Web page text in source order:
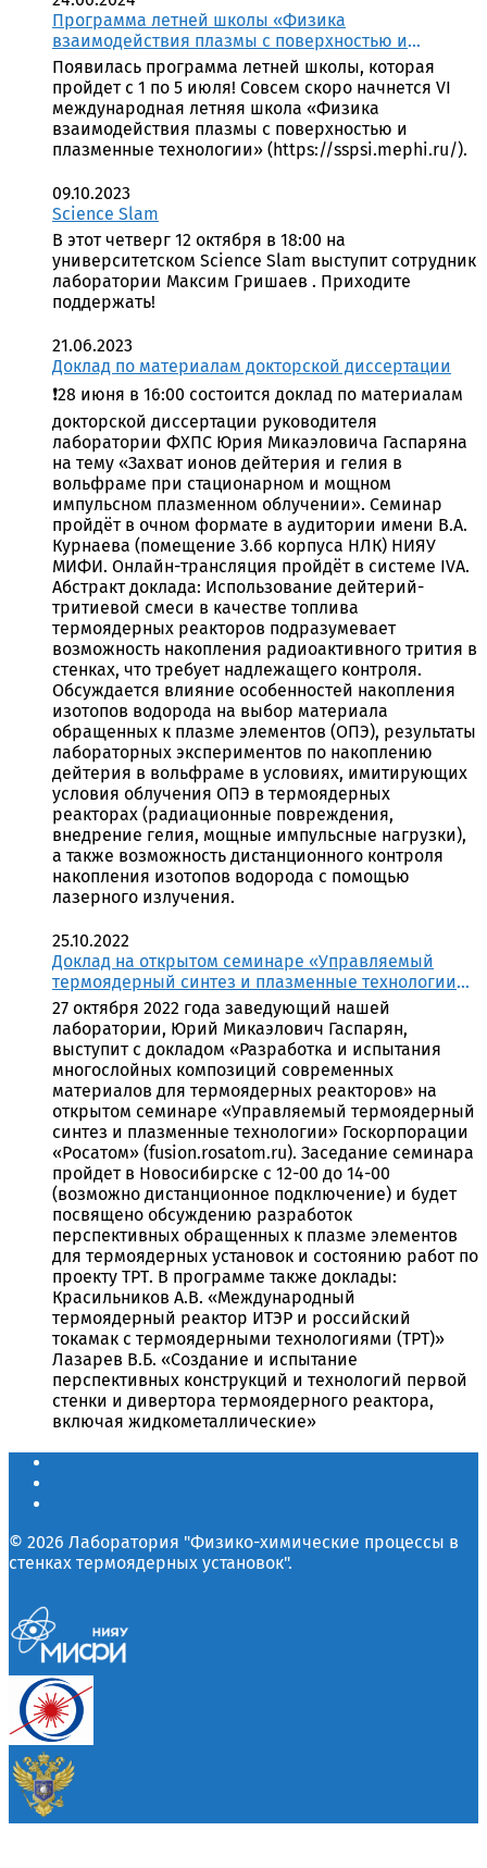
Программа летней школы «Физика
взаимодействия плазмы с поверхностью и
плазменные технологии», которая пройдет с 1 по 5
июля!
Появилась программа летней школы, которая
пройдет с 1 по 5 июля! Совсем скоро начнется VI
международная летняя школа «Физика
взаимодействия плазмы с поверхностью и
плазменные технологии» (https://sspsi.mephi.ru/).
09.10.2023
Science Slam
В этот четверг 12 октября в 18:00 на
университетском Science Slam выступит сотрудник
лаборатории Максим Гришаев . Приходите
поддержать!
21.06.2023
Доклад по материалам докторской диссертации
❗️28 июня в 16:00 состоится доклад по материалам
докторской диссертации руководителя
лаборатории ФХПС Юрия Микаэловича Гаспаряна
на тему «Захват ионов дейтерия и гелия в
вольфраме при стационарном и мощном
импульсном плазменном облучении». Семинар
пройдёт в очном формате в аудитории имени В.А.
Курнаева (помещение 3.66 корпуса НЛК) НИЯУ
МИФИ. Онлайн-трансляция пройдёт в системе IVA.
Абстракт доклада: Использование дейтерий-
тритиевой смеси в качестве топлива
термоядерных реакторов подразумевает
возможность накопления радиоактивного трития в
стенках, что требует надлежащего контроля.
Обсуждается влияние особенностей накопления
изотопов водорода на выбор материала
обращенных к плазме элементов (ОПЭ), результаты
лабораторных экспериментов по накоплению
дейтерия в вольфраме в условиях, имитирующих
условия облучения ОПЭ в термоядерных
реакторах (радиационные повреждения,
внедрение гелия, мощные импульсные нагрузки),
а также возможность дистанционного контроля
накопления изотопов водорода с помощью
лазерного излучения.
25.10.2022
Доклад на открытом семинаре «Управляемый
термоядерный синтез и плазменные технологии»
Госкорпорации «Росатом»
27 октября 2022 года заведующий нашей
лаборатории, Юрий Микаэлович Гаспарян,
выступит с докладом «Разработка и испытания
многослойных композиций современных
материалов для термоядерных реакторов» на
открытом семинаре «Управляемый термоядерный
синтез и плазменные технологии» Госкорпорации
«Росатом» (fusion.rosatom.ru). Заседание семинара
пройдет в Новосибирске с 12-00 до 14-00
(возможно дистанционное подключение) и будет
посвящено обсуждению разработок
перспективных обращенных к плазме элементов
для термоядерных установок и состоянию работ по
проекту ТРТ. В программе также доклады:
Красильников А.В. «Международный
термоядерный реактор ИТЭР и российский
токамак с термоядерными технологиями (ТРТ)»
Лазарев В.Б. «Создание и испытание
перспективных конструкций и технологий первой
стенки и дивертора термоядерного реактора,
включая жидкометаллические»
© 2026 Лаборатория "Физико-химические процессы в
стенках термоядерных установок".